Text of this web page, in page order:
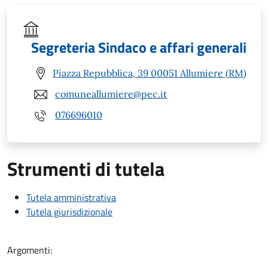
Segreteria Sindaco e affari generali
Piazza Repubblica, 39 00051 Allumiere (RM)
comuneallumiere@pec.it
076696010
Strumenti di tutela
Tutela amministrativa
Tutela giurisdizionale
Argomenti: